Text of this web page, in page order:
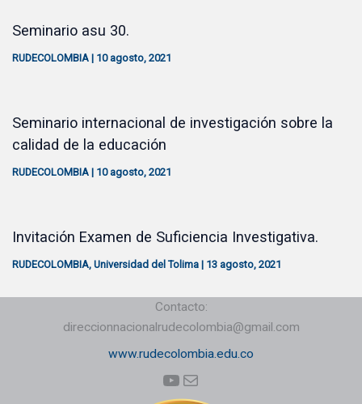
Seminario asu 30.
RUDECOLOMBIA | 10 agosto, 2021
Seminario internacional de investigación sobre la
calidad de la educación
RUDECOLOMBIA | 10 agosto, 2021
Invitación Examen de Suficiencia Investigativa.
RUDECOLOMBIA, Universidad del Tolima | 13 agosto, 2021
Contacto:
direccionnacionalrudecolombia@gmail.com
www.rudecolombia.edu.co
YouTube
Correo electrónico